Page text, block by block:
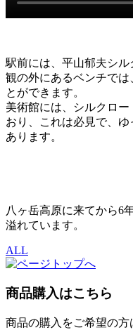
駅前には、平山郁夫シ
観の外にあるベンチで
とができます。
美術館には、シルクロ
おり、これは必見で、
あります。
八ヶ岳高原に来てから6
溢れています。
ALL
商品購入はこちら
商品の購入をご希望の方